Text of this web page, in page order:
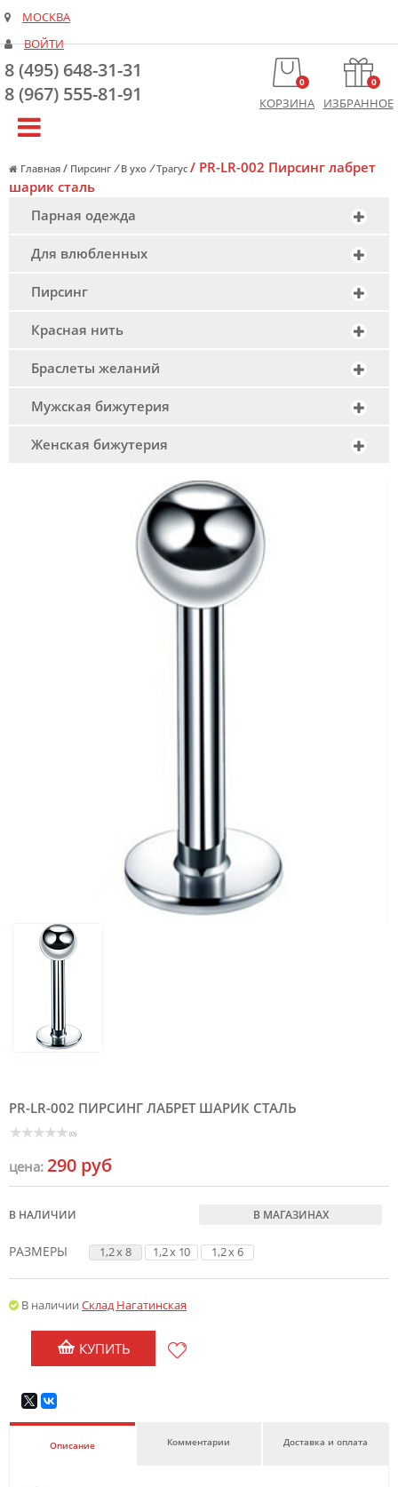
МОСКВА
ВОЙТИ
8 (495) 648-31-31
8 (967) 555-81-91
0
КОРЗИНА
0
ИЗБРАННОЕ
Главная / Пирсинг /В ухо /Трагус / PR-LR-002 Пирсинг лабрет
шарик сталь
Парная одежда
Для влюбленных
Пирсинг
Красная нить
Браслеты желаний
Мужская бижутерия
Женская бижутерия
PR-LR-002 ПИРСИНГ ЛАБРЕТ ШАРИК СТАЛЬ
(0)
цена: 290 руб
В НАЛИЧИИ В МАГАЗИНАХ
РАЗМЕРЫ 1,2 x 8 1,2 x 10 1,2 x 6
В наличии Склад Нагатинская
КУПИТЬ
Описание Комментарии Доставка и оплата